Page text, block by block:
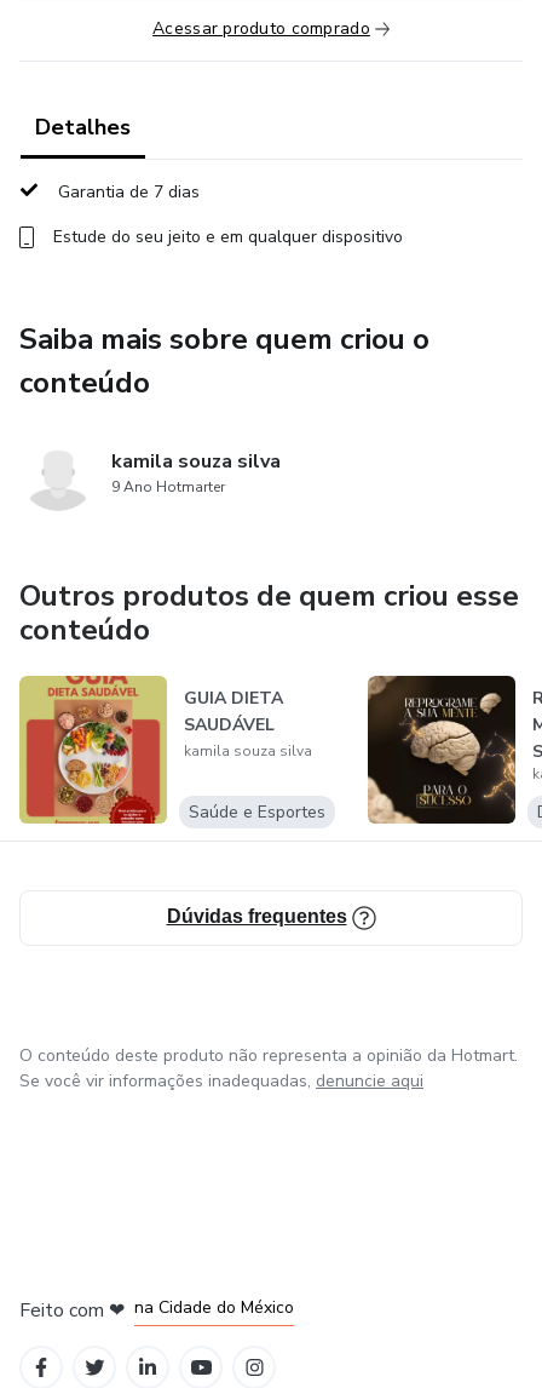
Acessar produto comprado
Detalhes
Garantia de 7 dias
Estude do seu jeito e em qualquer dispositivo
Saiba mais sobre quem criou o
conteúdo
kamila souza silva
9 Ano Hotmarter
Outros produtos de quem criou esse
conteúdo
GUIA DIETA
SAUDÁVEL
kamila souza silva
Saúde e Esportes
Dúvidas frequentes
O conteúdo deste produto não representa a opinião da Hotmart.
Se você vir informações inadequadas, denuncie aqui
Feito com ❤ na Cidade do México